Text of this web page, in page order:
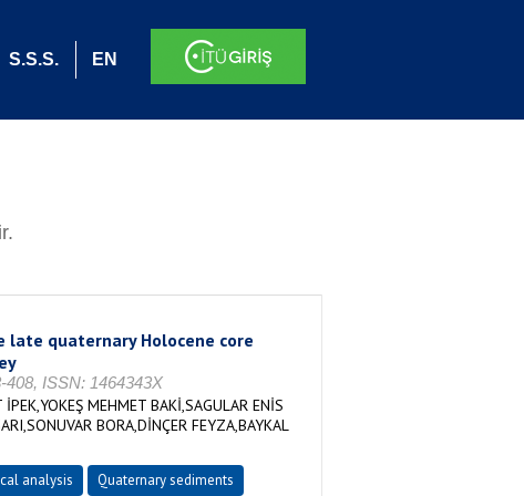
S.S.S. EN
quaternary Holocene core
408, ISSN: 1464343X
MEHMET BAKİ,SAGULAR ENİS
BORA,DİNÇER FEYZA,BAYKAL
analysis Quaternary sediments